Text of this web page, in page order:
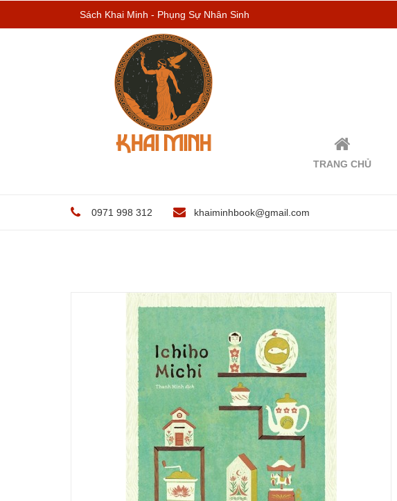
Sách Khai Minh - Phụng Sự Nhân Sinh
TRANG CHỦ
0971 998 312 khaiminhbook@gmail.com